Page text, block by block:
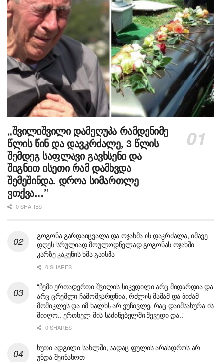
„შვილიშვილი დამეღუპა რამდენიმე
წლის წინ და დავკრძალე, 3 წლის
შემდეგ საფლავი გავხსენი და
შიგნით ისეთი რამ დამხვდა
შემეშინდა. დროა სიმართლე
ვთქვა…”
0 SHARES
გოგონა გარდაიცვალა და ოჯახმა ის დაკრძალა, იმავე
დღეს სრულიად მოულოდნელად გოგონას ოჯახში
კარზე კაკუნის ხმა გაისმა
0 SHARES
“ჩემი ერთადერთი შვილის სიკვდილი არც მიდარდია და
არც ცრემლი ჩამომვარდნია, რძლის მამამ და ბიძამ
მომიკლეს და იმ ხალხს არ ვუჩივლე, რაც დაიმსახურა ის
მიიღო.. ერთხელ მის საძინებელში შევედი და..”
0 SHARES
ხუთი ადგილი სახლში, სადაც ფულის არასდროს არ
უნდა შეინახოთ